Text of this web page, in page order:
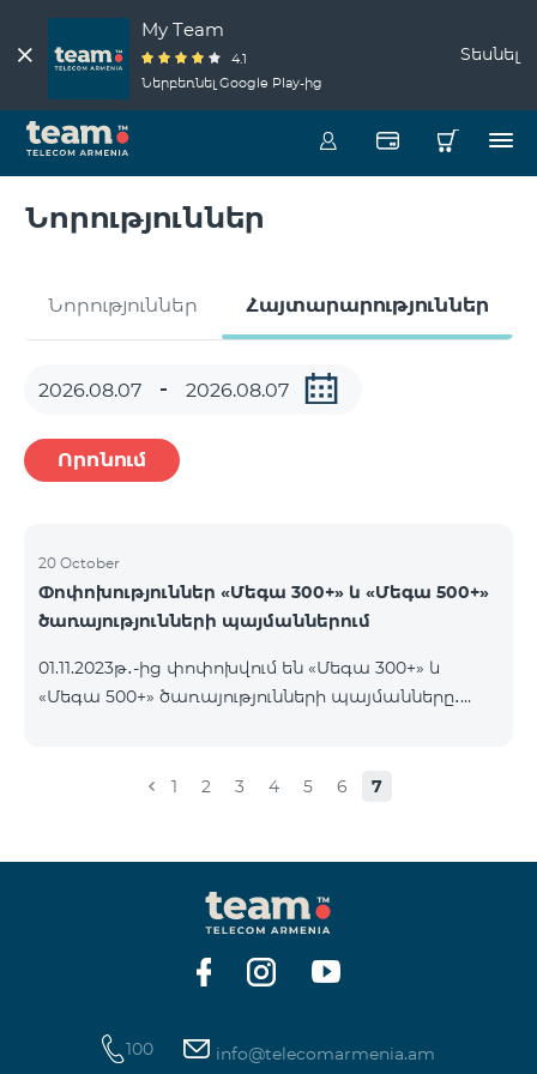
My Team
4.1
Ներբեռնել Google Play-ից
Տեսնել
Նորություններ
Նորություններ Հայտարարություններ
Որոնում
20 October
Փոփոխություններ «Մեգա 300+» և «Մեգա 500+»
ծառայությունների պայմաններում
01.11.2023թ․-ից փոփոխվում են «Մեգա 300+» և
«Մեգա 500+» ծառայությունների պայմանները․
չսպառված ինտերնետի մնացորդը չի զրոյանում
1 2 3 4 5 6 7
100 info@telecomarmenia.am